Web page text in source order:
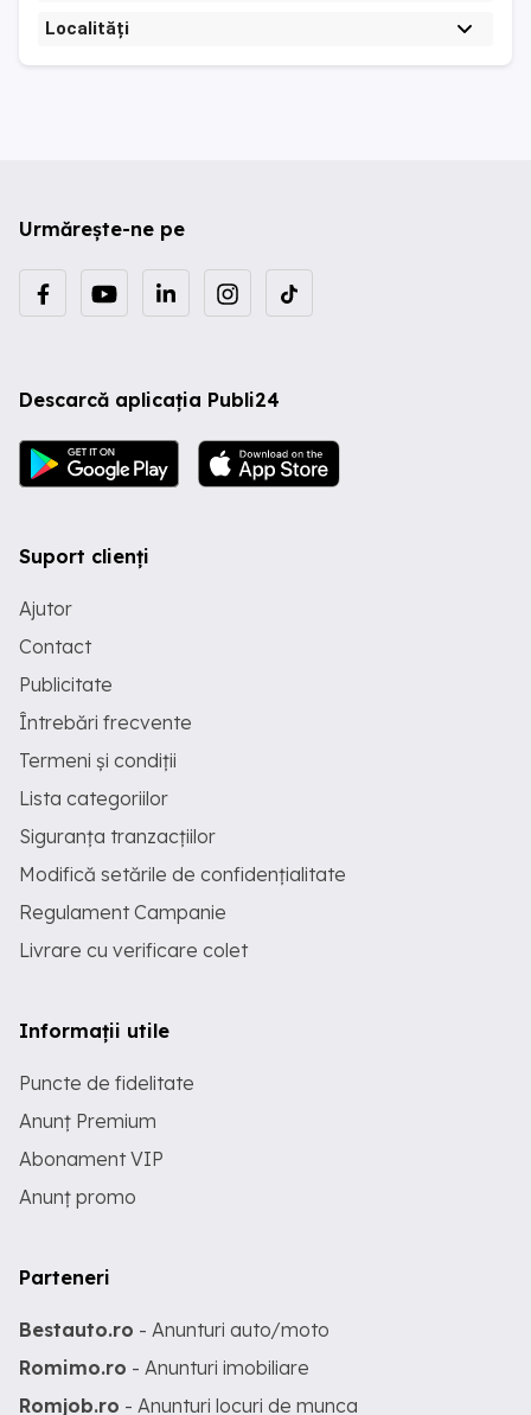
Localități
Urmărește-ne pe
Descarcă aplicația Publi24
Suport clienți
Ajutor
Contact
Publicitate
Întrebări frecvente
Termeni și condiții
Lista categoriilor
Siguranța tranzacțiilor
Modifică setările de confidențialitate
Regulament Campanie
Livrare cu verificare colet
Informații utile
Puncte de fidelitate
Anunț Premium
Abonament VIP
Anunț promo
Parteneri
Bestauto.ro - Anunturi auto/moto
Romimo.ro - Anunturi imobiliare
Romjob.ro - Anunturi locuri de munca